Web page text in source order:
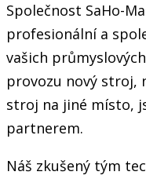
Společnost SaHo-
profesionální a
vašich
provozu nový stroj,
stroj na jiné místo,
partnerem.
Náš zkušený tým